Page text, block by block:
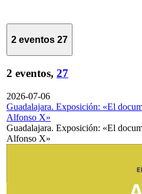
2 eventos 27
2 eventos, 27
2026-07-06
Guadalajara. Exposición: «El
Alfonso X»
Guadalajara. Exposición: «El
Alfonso X»